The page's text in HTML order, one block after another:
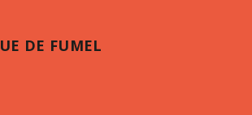
DE FUMEL